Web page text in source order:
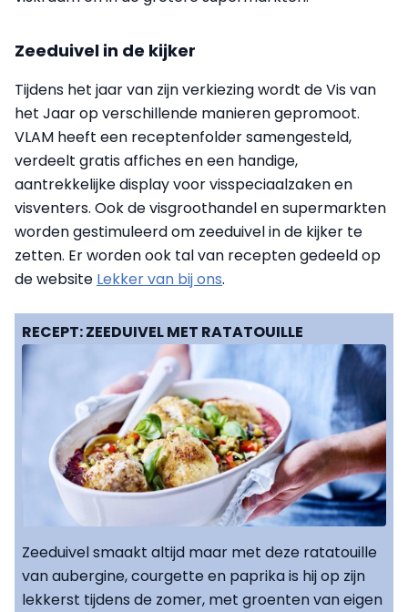
Zeeduivel in de kijker
Tijdens het jaar van zijn verkiezing wordt de Vis van
het Jaar op verschillende manieren gepromoot.
VLAM heeft een receptenfolder samengesteld,
verdeelt gratis affiches en een handige,
aantrekkelijke display voor visspeciaalzaken en
visventers. Ook de visgroothandel en supermarkten
worden gestimuleerd om zeeduivel in de kijker te
zetten. Er worden ook tal van recepten gedeeld op
de website Lekker van bij ons.
RECEPT: ZEEDUIVEL MET RATATOUILLE
Zeeduivel smaakt altijd maar met deze ratatouille
van aubergine, courgette en paprika is hij op zijn
lekkerst tijdens de zomer, met groenten van eigen